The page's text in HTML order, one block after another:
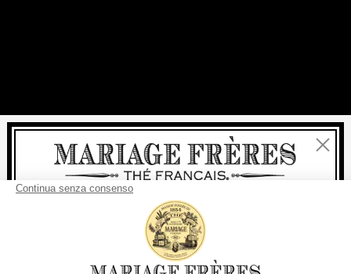
Chiudi
Benvenuti
Per ogni acquisto, laconsegna